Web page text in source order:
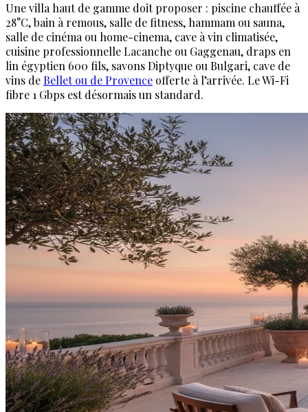
Une villa haut de gamme doit proposer : piscine chauffée à
28°C, bain à remous, salle de fitness, hammam ou sauna,
salle de cinéma ou home-cinema, cave à vin climatisée,
cuisine professionnelle Lacanche ou Gaggenau, draps en
lin égyptien 600 fils, savons Diptyque ou Bulgari, cave de
vins deBellet ou de Provence offerte à l’arrivée. Le Wi-Fi
fibre 1 Gbps est désormais un standard.